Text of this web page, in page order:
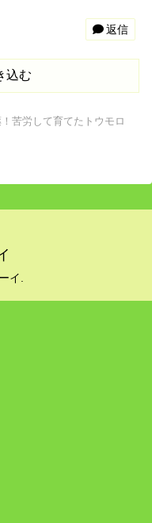
返信
込む
苦労して育てたトウモロ
イ.